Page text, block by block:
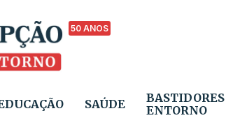
50 ANOS
SAÚDE
BASTIDORES
ENTORNO